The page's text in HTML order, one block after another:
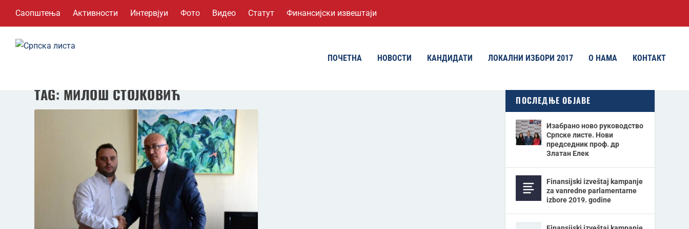
Саопштења Активности Интервјуи Фото Видео Статут Финансијски извештаји
ПОЧЕТНА НОВОСТИ КАНДИДАТИ ЛОКАЛНИ ИЗБОРИ 2017 О НАМА КОНТАКТ
TAG: МИЛОШ СТОЈКОВИЋ ПОСЛЕДЊЕ ОБЈАВЕ
Изабрано ново руководство
Српске листе. Нови
председник проф. др
Златан Елек
Finansijski izveštaj kampanje
za vanredne parlamentarne
izbore 2019. godine